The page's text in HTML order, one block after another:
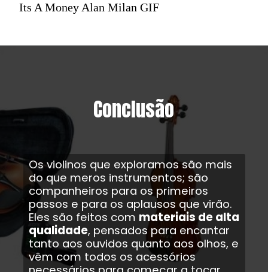
Its A Money Alan Milan GIF
Conclusão
Os violinos que exploramos são mais
do que meros instrumentos; são
companheiros para os primeiros
passos e para os aplausos que virão.
Eles são feitos com materiais de alta
qualidade, pensados para encantar
tanto aos ouvidos quanto aos olhos, e
vêm com todos os acessórios